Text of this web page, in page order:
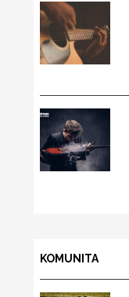
KOMUNITA